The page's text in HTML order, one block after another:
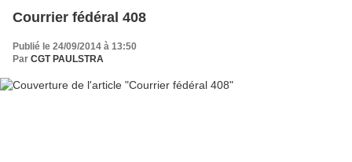
Courrier fédéral 408
Publié le 24/09/2014 à 13:50
Par CGT PAULSTRA